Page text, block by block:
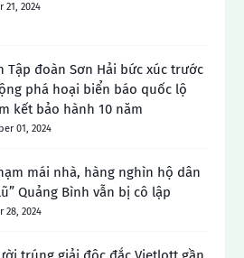
21, 2024
Tập đoàn Sơn Hải bức xúc trước
phá hoại biển báo quốc lộ
kết bảo hành 10 năm
01, 2024
mái nhà, hàng nghìn hộ dân
Quảng Bình vẫn bị cô lập
28, 2024